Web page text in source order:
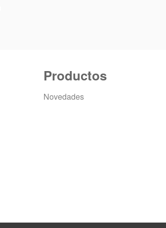
Productos
Novedades